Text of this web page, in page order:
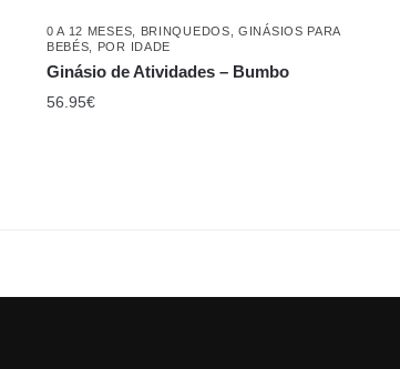
0 A 12 MESES, BRINQUEDOS,GINÁSIOS PARA
BEBÉS, POR IDADE
Ginásio de Atividades – Bumbo
56.95€